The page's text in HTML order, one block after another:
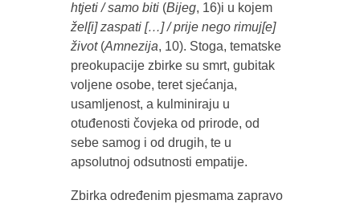
htjeti / samo biti(Bijeg, 16)i u kojem
žel[i] zaspati […] / prije nego rimuj[e]
život (Amnezija, 10). Stoga, tematske
preokupacije zbirke su smrt, gubitak
voljene osobe, teret sjećanja,
usamljenost, a kulminiraju u
otuđenosti čovjeka od prirode, od
sebe samog i od drugih, te u
apsolutnoj odsutnosti empatije.
Zbirka određenim pjesmama zapravo